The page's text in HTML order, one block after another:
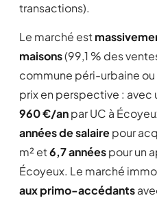
transactions).
Le marché est
maisons(99,1 % des
commune péri-urbaine
prix en perspective : avec
960 €/anpar UC à
années de salairepour
m² et6,7 annéespour un
Écoyeux. Le marché
aux primo-accédants